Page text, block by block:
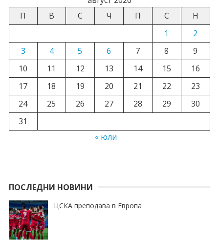
П
В С Ч П С
Н
1
2
3
4 5 6 7 8
9
10
11 12 13 14 15
16
17
18 19 20 21 22
23
24
25 26 27 28 29
30
31
« юли
ПОСЛЕДНИ НОВИНИ
ЦСКА преподава в Европа